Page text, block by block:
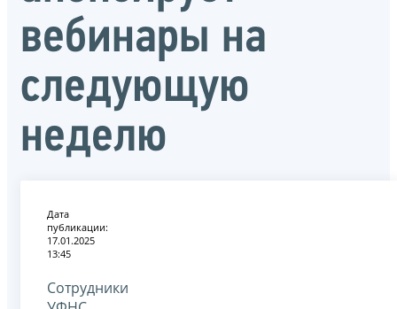
вебинары на
следующую
неделю
Дата
публикации:
17.01.2025
13:45
Сотрудники